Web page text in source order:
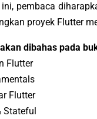
pembaca
proyek Flutter
dibahas pada
Flutter
Flutter
Stateful